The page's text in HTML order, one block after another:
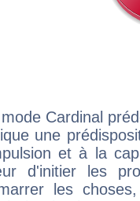
Cardinal
une
et à la
d'initier les
les